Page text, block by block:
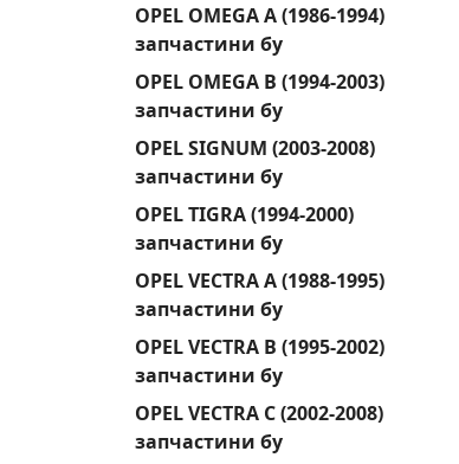
OPEL OMEGA A (1986-1994)
запчастини бу
OPEL OMEGA B (1994-2003)
запчастини бу
OPEL SIGNUM (2003-2008)
запчастини бу
OPEL TIGRA (1994-2000)
запчастини бу
OPEL VECTRA A (1988-1995)
запчастини бу
OPEL VECTRA B (1995-2002)
запчастини бу
OPEL VECTRA C (2002-2008)
запчастини бу